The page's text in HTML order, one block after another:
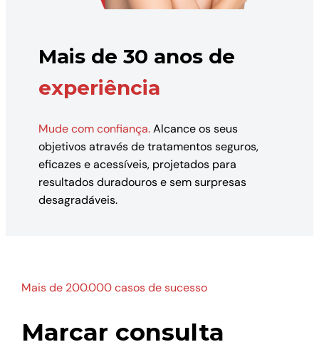
Mais de 30 anos de
experiência
Mude com confiança.Alcance os seus
objetivos através de tratamentos seguros,
eficazes e acessíveis, projetados para
resultados duradouros e sem surpresas
desagradáveis.
Mais de 200.000 casos de sucesso
Marcar consulta